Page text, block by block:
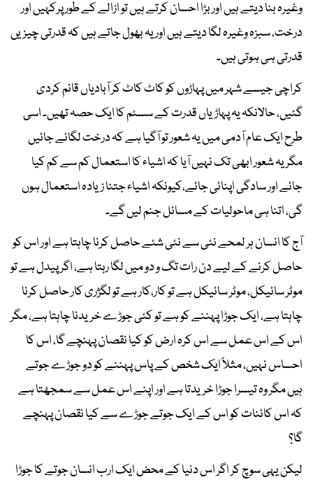
وغیرہ بنا دیتے ہیں اور بڑا احسان کرتے ہیں تو ازالے کے طور پرکہیں اور
درخت، سبزہ وغیرہ لگا دیتے ہیں اور یہ بھول جاتے ہیں کہ قدرتی چیزیں
قدرتی ہی ہوتی ہیں۔
کراچی جیسے شہر میں پہاڑوں کو کاٹ کاٹ کر آبادیاں قائم کردی
گئیں، حالانکہ یہ پہاڑیاں قدرت کے سسٹم کا ایک حصہ تھیں۔ اسی
طرح ایک عام آدمی میں یہ شعور تو آگیا ہے کہ درخت لگائے جائیں
مگر یہ شعور ابھی تک نہیں آیا کہ اشیاء کا استعمال کم سے کم کیا
جائے اور سادگی اپنائی جائے،کیونکہ اشیاء جتنا زیادہ استعمال ہوں
گی، اتنا ہی ماحولیات کے مسائل جنم لیں گے۔
آج کا انسان ہر لمحے نئی سے نئی شئے حاصل کرنا چاہتا ہے اور اس کو
حاصل کرنے کے لیے دن رات تگ و دو میں لگا رہتا ہے، اگر پیدل ہے تو
موٹر سائیکل، موٹر سائیکل ہے تو کار،کار ہے تو لگژری کار حاصل کرنا
چاہتا ہے، ایک جوڑا پہننے کو ہے تو کئی جوڑے خریدنا چاہتا ہے، مگر
اس کے اس عمل سے اس کرہ ارض کو کیا نقصان پہنچے گا، اس کا
احساس نہیں، مثلاً ایک شخص کے پاس پہننے کو دو جوڑے جوتے
ہیں مگر وہ تیسرا جوڑا خریدتا ہے اور اپنے اس عمل سے سمجھتا ہے
کہ اس کائنات کو اس کے ایک جوتے جوڑے سے کیا نقصان پہنچے
گا؟
لیکن یہی سوچ کر اگر اس دنیا کے محض ایک ارب انسان جوتے کا جوڑا